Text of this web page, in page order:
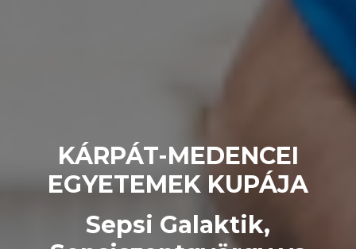
KÁRPÁT-MEDENCEI
EGYETEMEK KUPÁJA
Sepsi Galaktik,